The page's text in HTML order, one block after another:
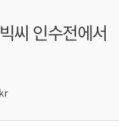
씨 인수전에서